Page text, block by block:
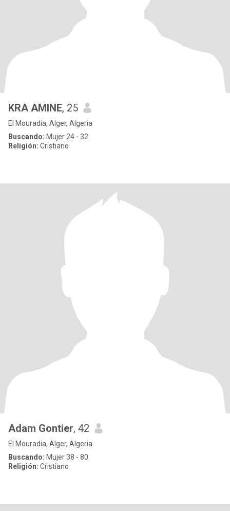
KRA AMINE, 25
El Mouradia, Alger, Algeria
Buscando: Mujer 24 - 32
Religión: Cristiano
Adam Gontier, 42
El Mouradia, Alger, Algeria
Buscando: Mujer 38 - 80
Religión: Cristiano